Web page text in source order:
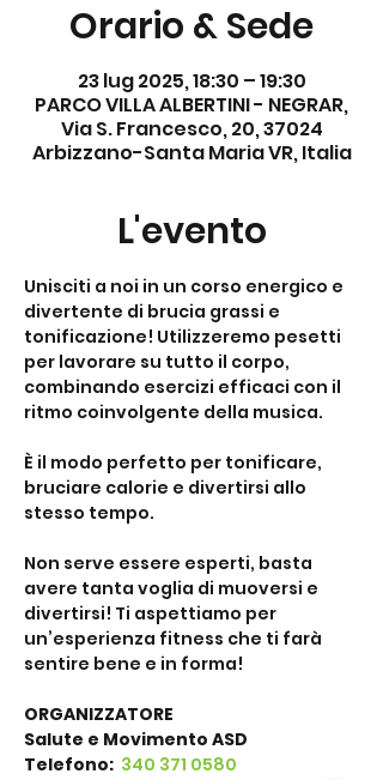
Orario & Sede
23 lug 2025, 18:30 – 19:30
PARCO VILLA ALBERTINI - NEGRAR,
Via S. Francesco, 20, 37024
Arbizzano-Santa Maria VR, Italia
L'evento
Unisciti a noi in un corso energico e
divertente di brucia grassi e
tonificazione! Utilizzeremo pesetti
per lavorare su tutto il corpo,
combinando esercizi efficaci con il
ritmo coinvolgente della musica.
È il modo perfetto per tonificare,
bruciare calorie e divertirsi allo
stesso tempo.
Non serve essere esperti, basta
avere tanta voglia di muoversi e
divertirsi! Ti aspettiamo per
un’esperienza fitness che ti farà
sentire bene e in forma!
ORGANIZZATORE
Salute e Movimento ASD
Telefono: 340 371 0580